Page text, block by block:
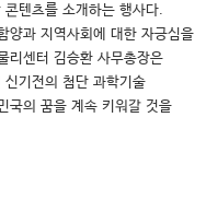
텐츠를 소개하는 행사다.
양과 지역사회에 대한 자긍심을
리센터 김승환 사무총장은
신기전의 첨단 과학기술
국의 꿈을 계속 키워갈 것을